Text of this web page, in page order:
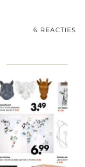
6 REACTIES